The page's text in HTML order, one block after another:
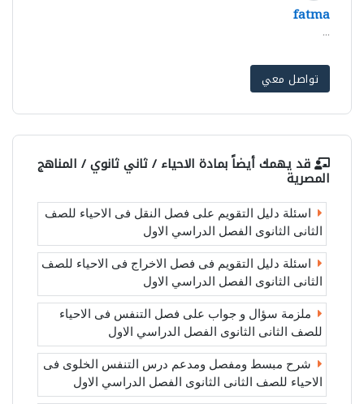
fatma
...
تواصل معي
قد يهمك أيضاً بمادة الاحياء / ثاني ثانوي / المناهج
المصرية
اسئلة دليل التقويم على فصل النقل فى الاحياء للصف
الثانى الثانوى الفصل الدراسي الاول
اسئلة دليل التقويم فى فصل الاخراج فى الاحياء للصف
الثانى الثانوى الفصل الدراسي الاول
ملزمة سؤال و جواب على فصل التنفس فى الاحياء
للصف الثانى الثانوى الفصل الدراسي الاول
شرح مبسط ومفصل ومدعم درس التنفس الخلوى فى
الاحياء للصف الثانى الثانوى الفصل الدراسي الاول